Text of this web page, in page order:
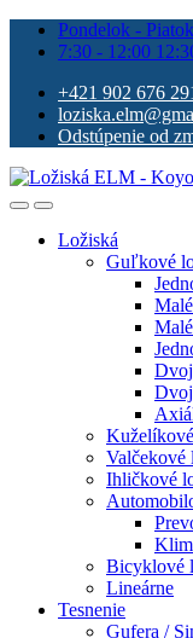
Pondelok - Piatok
7:30 - 12:00
+421 902 676
Odstúpenie od
Ložiská
Guľkové
Valčekové
Ihličkové
Bicyklové
Lineárne
Tesnenie
Gufera /